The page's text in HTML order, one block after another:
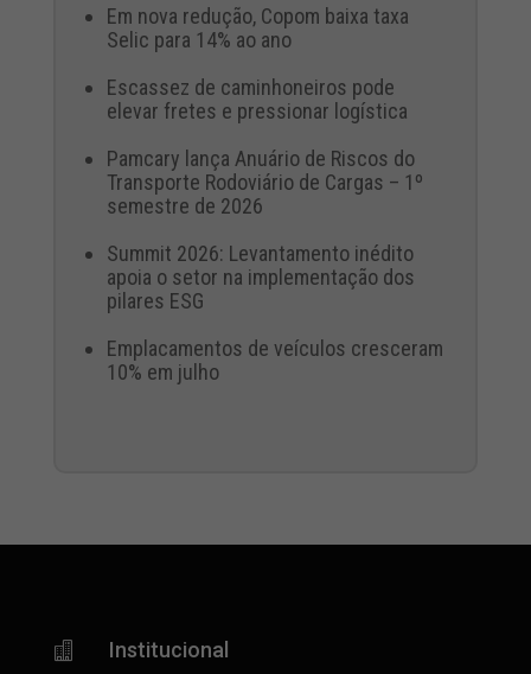
Em nova redução, Copom baixa taxa
Selic para 14% ao ano
Escassez de caminhoneiros pode
elevar fretes e pressionar logística
Pamcary lança Anuário de Riscos do
Transporte Rodoviário de Cargas – 1º
semestre de 2026
Summit 2026: Levantamento inédito
apoia o setor na implementação dos
pilares ESG
Emplacamentos de veículos cresceram
10% em julho
 Institucional